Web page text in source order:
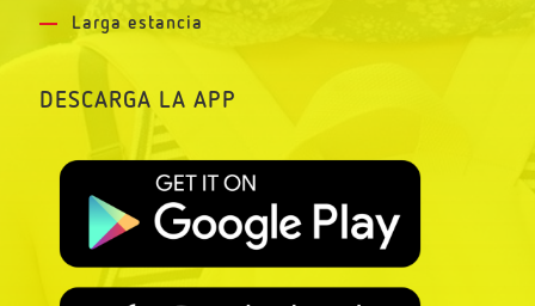
Larga estancia
DESCARGA LA APP